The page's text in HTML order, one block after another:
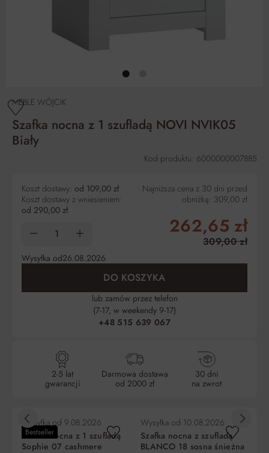
MEBLE WÓJCIK
Szafka nocna z 1 szufladą NOVI NVIK05
Biały
Kod produktu: 6000000007885
Koszt dostawy: od 109,00 zł
Koszt dostawy z wniesieniem:
od 290,00 zł
Najniższa cena z 30 dni przed
obniżką: 309,00 zł
262,65 zł
309,00 zł
Wysyłka od26.08.2026
DO KOSZYKA
lub zamów przez telefon
(7-17, w weekendy 9-17)
+48 515 639 067
2-5 lat
gwarancji
Darmowa dostawa
od 2000 zł
30 dni
na zwrot
Bestseller
Wysyłka od 9.08.2026
Szafka nocna z 1 szufladą
Sophie 07 cashmere
Wysyłka od 10.08.2026
Szafka nocna z szufladą
BLANCO 18 sosna śnieżna